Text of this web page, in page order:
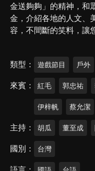
金送夠夠」的精神，和
金，介紹各地的人文、
容，不間斷的笑料，讓
類型 遊戲節目 戶外
來賓 紅毛 郭忠祐
伊梓帆 蔡允潔
主持 胡瓜 董至成
國別 台灣